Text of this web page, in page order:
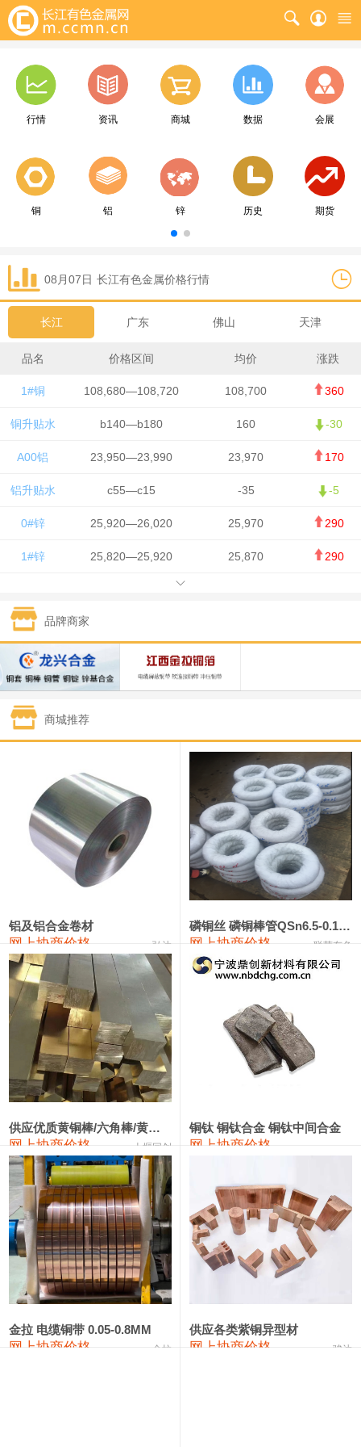
行情 资讯 商城 数据 会展
铜 铝 锌 历史 期货
08月07日 长江有色金属价格行情
长江 广东 佛山 天津
品名 价格区间 均价 涨跌
1#铜 108,680—108,720 108,700 360
铜升贴水 b140—b180 160 -30
A00铝 23,950—23,990 23,970 170
铝升贴水 c55—c15 -35 -5
0#锌 25,920—26,020 25,970 290
1#锌 25,820—25,920 25,870 290
1#锡 434,000—436,000
1#镍 129,550—130,750
1#白银 15,100—15,110 15,105 -70
钯金
331,000 -10,000
89,000—95,000 92,000 1,000
2#锑 85,000—91,000 88,000 1,000
1#镁 17,000—18,000 17,500 0
18,900—19,100 19,000 100
1#电解锰(99.7%袋装) 18,000—18,200 18,100 100
1#铬 60,000—82,000
553#硅 9,300—9,500
441#硅 9,600—9,800 9,700
3303#硅 10,300—10,500 10,400
2202#硅 14,100—14,300
金属硅3303#-2202# 10,400—14,200 12,300 0
漆包线 111,970—115,970 113,970
磷铜合金 110,800—117,600 114,200 400
无氧铜丝(硬) 109,710—110,010 109,860
R410A专用紫铜管 113,700—113,700
铸造铝合金锭(A380） 26,300—26,500 26,400 100
品牌商家
商城推荐
铝及铝合金卷材
网上协商价格 弘达
磷铜丝 磷铜棒管QSn6.5-0.1 7-0.2 8-0.3
网上协商价格 联荣有色
供应优质黄铜棒/六角棒/黄铜方板
网上协商价格 十堰同创
铜钛 铜钛合金 铜钛中间合金
网上协商价格
金拉 电缆铜带 0.05-0.8MM
网上协商价格 金拉
供应各类紫铜异型材
网上协商价格 骏达